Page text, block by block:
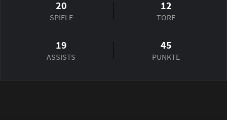
20
SPIELE
12
TORE
19
ASSISTS
45
PUNKTE